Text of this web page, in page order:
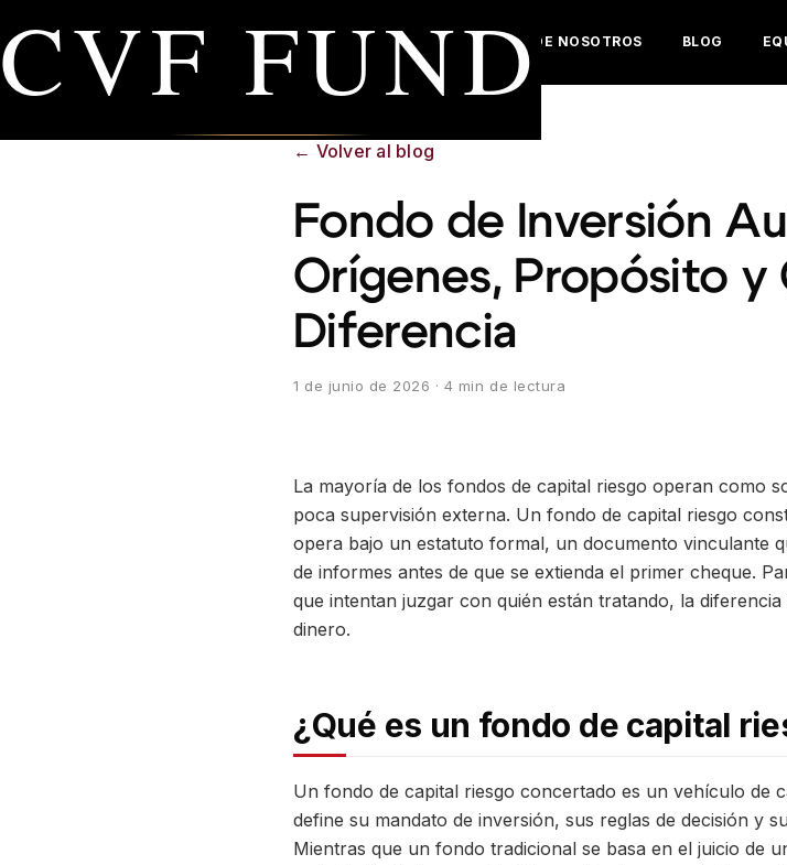
CVF FUNDACERCA DE NOSOTROS BLOG
← Volver al blog
Fondo de Inversión
Orígenes, Propósito y
Diferencia
1 de junio de 2026 · 4 min de lectura
La mayoría de los fondos de capital riesgo operan como
poca supervisión externa. Un fondo de capital riesgo
opera bajo un estatuto formal, un documento vinculante
de informes antes de que se extienda el primer cheque.
que intentan juzgar con quién están tratando, la
dinero.
¿Qué es un fondo de capital
Un fondo de capital riesgo concertado es un vehículo de
define su mandato de inversión, sus reglas de decisión y
Mientras que un fondo tradicional se basa en el juicio de